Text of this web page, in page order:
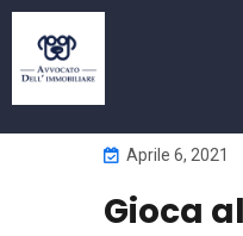
Aprile 6, 2021
Gioca